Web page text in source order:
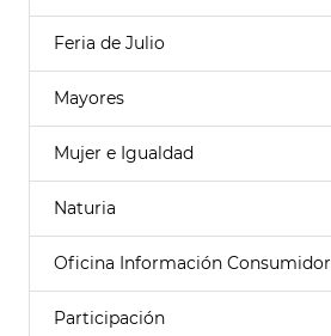
Feria de Julio
Mayores
Mujer e Igualdad
Naturia
Oficina Información Consumidor
Participación